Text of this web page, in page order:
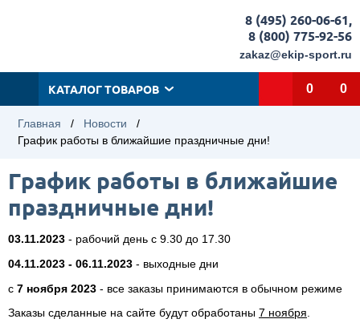
8 (495) 260-06-61,
8 (800) 775-92-56
zakaz@ekip-sport.ru
КАТАЛОГ ТОВАРОВ 0 0
Главная / Новости
/
График работы в ближайшие праздничные дни!
График работы в ближайшие
праздничные дни!
03.11.2023 - рабочий день с 9.30 до 17.30
04.11.2023 - 06.11.2023 - выходные дни
с 7 ноября 2023 - все заказы принимаются в обычном режиме
Заказы сделанные на сайте будут обработаны 7 ноября.